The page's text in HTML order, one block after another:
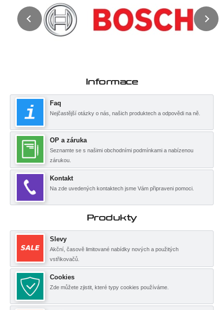
Informace
Faq
Nejčastější otázky o nás, našich produktech a odpovědi na ně.
OP a záruka
Seznamte se s našimi obchodními podmínkami a nabízenou
zárukou.
Kontakt
Na zde uvedených kontaktech jsme Vám připraveni pomoci.
Produkty
Slevy
Akční, časově limitované nabídky nových a použitých
vstřikovačů.
Cookies
Zde můžete zjistit, které typy cookies používáme.